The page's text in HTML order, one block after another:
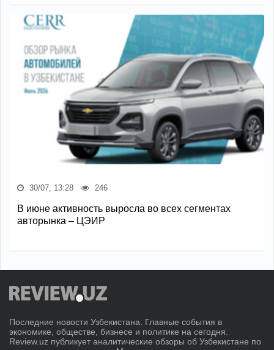
30/07, 13:28 246
В июне активность выросла во всех сегментах
авторынка – ЦЭИР
Последние новости Узбекистана. Главные события в
экономике, обществе, бизнесе и политике на сегодня.
Review.uz публикует аналитические обзоры об Узбекистане по